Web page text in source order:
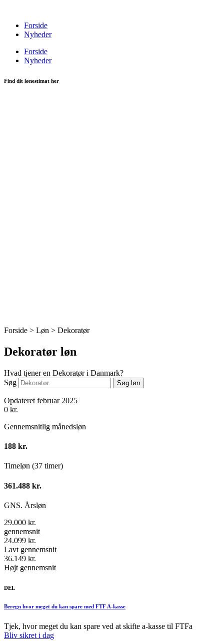
indholdForside
Nyheder
Forside
Nyheder
Find dit lønestimat her
Forside > Løn > Dekoratør
Dekoratør løn
Hvad tjener en Dekoratør i Danmark?
Søg
Søg løn
Opdateret februar 2025
0 kr.
Gennemsnitlig månedsløn
188 kr.
Timeløn (37 timer)
361.488 kr.
GNS. Årsløn
29.000 kr.
gennemsnit
24.099 kr.
Lavt gennemsnit
36.149 kr.
Højt gennemsnit
DEL
Beregn hvor meget du kan spare med FTF A-kasse
Tjek, hvor meget du kan spare ved at skifte a-kasse til FTFa
Bliv sikret i dag